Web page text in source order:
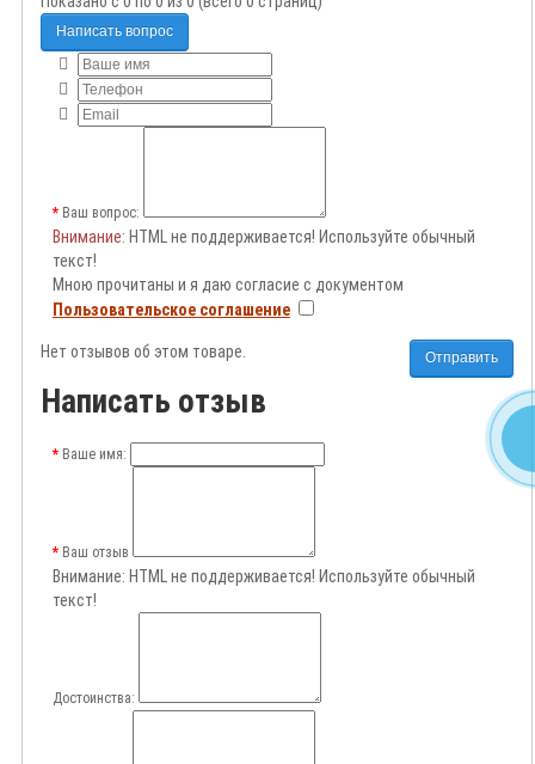
Написать вопрос
Ваш вопрос:
Внимание: HTML не поддерживается! Используйте обычный
текст!
Мною прочитаны и я даю согласие с документом
Пользовательское соглашение
Отправить
Нет отзывов об этом товаре.
Написать отзыв
Ваше имя:
Ваш отзыв
Внимание: HTML не поддерживается! Используйте обычный
текст!
Достоинства: